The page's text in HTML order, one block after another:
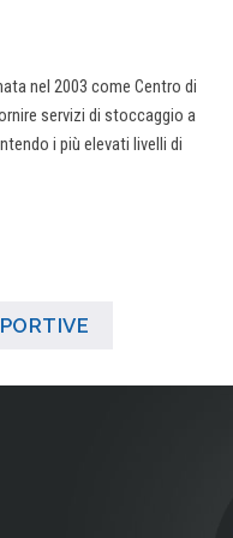
nel 2003 come Centro di
servizi di stoccaggio a
i più elevati livelli di